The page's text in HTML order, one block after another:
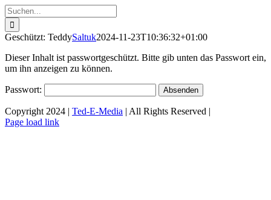
Suche
nach:
Geschützt: TeddySaltuk2024-11-23T10:36:32+01:00
Dieser Inhalt ist passwortgeschützt. Bitte gib unten das Passwort ein,
um ihn anzeigen zu können.
Passwort:
Copyright 2024 | Ted-E-Media | All Rights Reserved |
Page load link